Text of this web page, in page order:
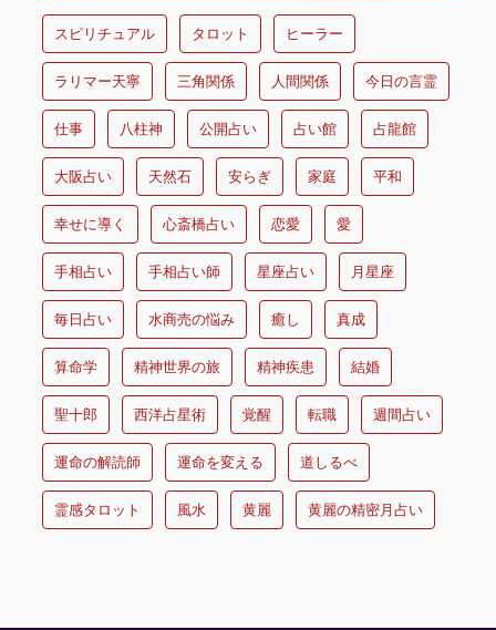
スピリチュアル タロット ヒーラー
ラリマー天寧 三角関係 人間関係 今日の言霊
仕事 八柱神 公開占い 占い館 占龍館
大阪占い 天然石 安らぎ 家庭 平和
幸せに導く 心斎橋占い 恋愛 愛
手相占い 手相占い師 星座占い 月星座
毎日占い 水商売の悩み 癒し 真成
算命学 精神世界の旅 精神疾患 結婚
聖十郎 西洋占星術 覚醒 転職 週間占い
運命の解読師 運命を変える 道しるべ
霊感タロット 風水 黄麗 黄麗の精密月占い